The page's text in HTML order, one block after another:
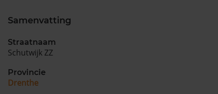
Samenvatting
Straatnaam
Schutwijk ZZ
Provincie
Drenthe